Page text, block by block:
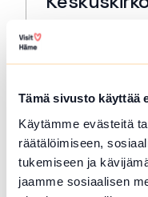
Tämä sivusto käyttää
Käytämme evästeitä
räätälöimiseen,
tukemiseen ja
jaamme sosiaalisen
Tervetuloa
Keskuskirkko.
rukous. Kestjo
Lue lisää